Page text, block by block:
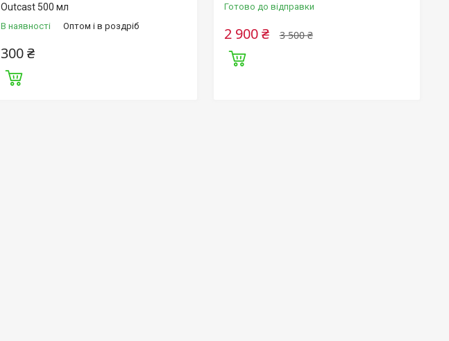
Outcast 500 мл
В наявності Оптом і в роздріб
300 ₴
Готово до відправки
3 500 ₴
2 900 ₴